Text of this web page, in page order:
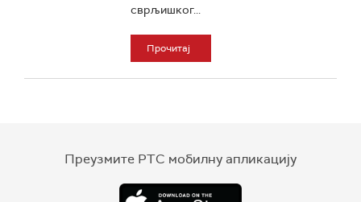
сврљишког...
Прочитај
Преузмите РТС мобилну апликацију